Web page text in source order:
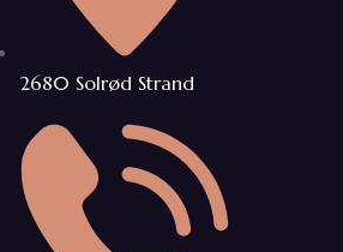
2680 Solrød Strand